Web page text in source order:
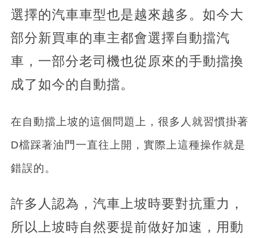
選擇的汽車車型也是越來越多。如今大
部分新買車的車主都會選擇自動擋汽
車，一部分老司機也從原來的手動擋換
成了如今的自動擋。
在自動擋上坡的這個問題上，很多人就習慣掛著
D檔踩著油門一直往上開，實際上這種操作就是
錯誤的。
許多人認為，汽車上坡時要對抗重力，
所以上坡時自然要提前做好加速，用動